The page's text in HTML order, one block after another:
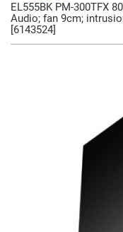
EL555BK PM-300TFX
Audio; fan 9cm;
[6143524]